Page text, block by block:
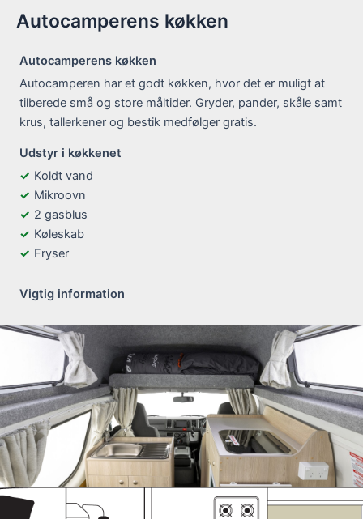
Autocamperens køkken
Autocamperens køkken
Autocamperen har et godt køkken, hvor det er muligt at
tilberede små og store måltider. Gryder, pander, skåle samt
krus, tallerkener og bestik medfølger gratis.
Udstyr i køkkenet
Koldt vand
Mikroovn
2 gasblus
Køleskab
Fryser
Vigtig information